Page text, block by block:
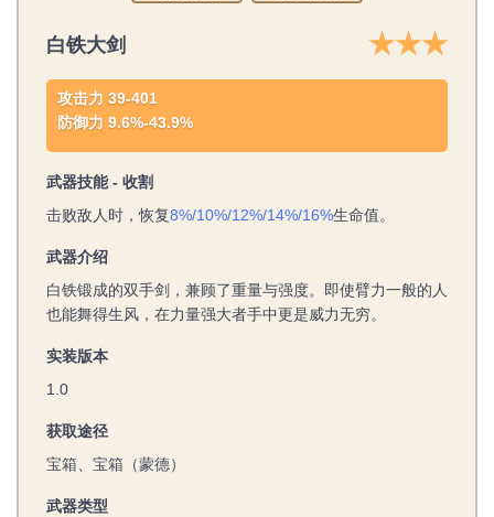
白铁大剑 ★★★
攻击力 39-401
防御力 9.6%-43.9%
武器技能 - 收割
击败敌人时，恢复8%/10%/12%/14%/16%生命值。
武器介绍
白铁锻成的双手剑，兼顾了重量与强度。即使臂力一般的人
也能舞得生风，在力量强大者手中更是威力无穷。
实装版本
1.0
获取途径
宝箱、宝箱（蒙德）
武器类型